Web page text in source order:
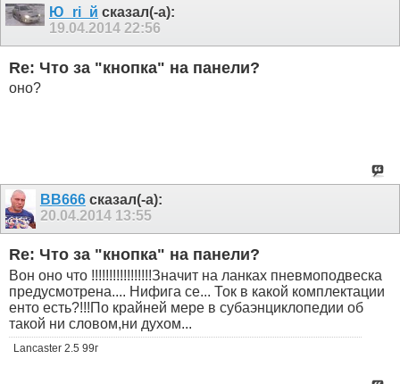
Ю_ri_й сказал(-а):
19.04.2014 22:56
Re: Что за "кнопка" на панели?
оно?
ВВ666сказал(-а):
20.04.2014 13:55
Re: Что за "кнопка" на панели?
Вон оно что !!!!!!!!!!!!!!!!!Значит на ланках пневмоподвеска
предусмотрена.... Нифига се... Ток в какой комплектации
енто есть?!!!По крайней мере в субаэнциклопедии об
такой ни словом,ни духом...
Lancaster 2.5 99г